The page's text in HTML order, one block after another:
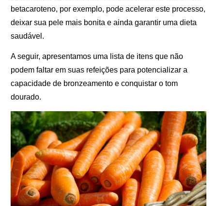
betacaroteno, por exemplo, pode acelerar este processo,
deixar sua pele mais bonita e ainda garantir uma dieta
saudável.
A seguir, apresentamos uma lista de itens que não
podem faltar em suas refeições para potencializar a
capacidade de bronzeamento e conquistar o tom
dourado.